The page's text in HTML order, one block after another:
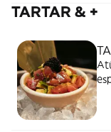
TARTAR & +